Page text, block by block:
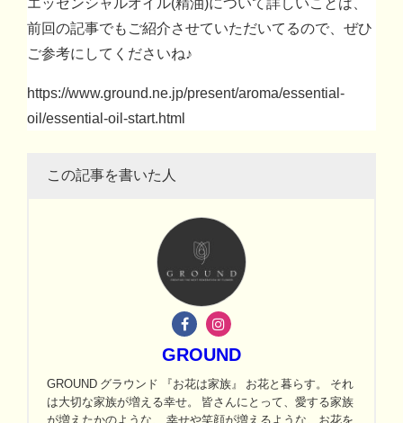
エッセンシャルオイル(精油)について詳しいことは、
前回の記事でもご紹介させていただいてるので、ぜひ
ご参考にしてくださいね♪
https://www.ground.ne.jp/present/aroma/essential-
oil/essential-oil-start.html
この記事を書いた人
GROUND
GROUND グラウンド 『お花は家族』 お花と暮らす。 それ
は大切な家族が増える幸せ。 皆さんにとって、愛する家族
が増えたかのような、 幸せや笑顔が増えるような、お花を